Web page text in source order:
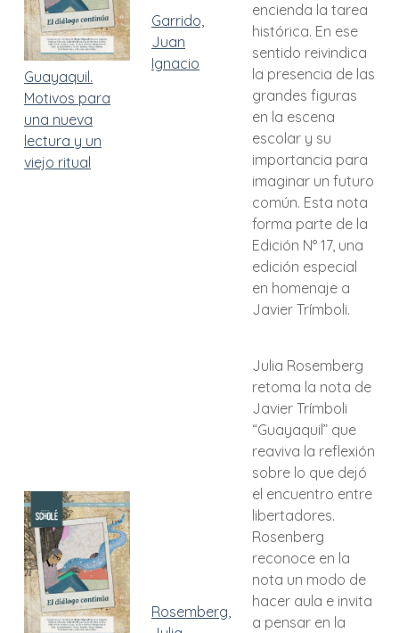
Guayaquil.
Motivos para
una nueva
lectura y un
viejo ritual
Garrido,
Juan
Ignacio
encienda la tarea
histórica. En ese
sentido reivindica
la presencia de las
grandes figuras
en la escena
escolar y su
importancia para
imaginar un futuro
común. Esta nota
forma parte de la
Edición N° 17, una
edición especial
en homenaje a
Javier Trímboli.
Rosemberg,
Julia Rosemberg
retoma la nota de
Javier Trímboli
“Guayaquil” que
reaviva la reflexión
sobre lo que dejó
el encuentro entre
libertadores.
Rosenberg
reconoce en la
nota un modo de
hacer aula e invita
a pensar en la